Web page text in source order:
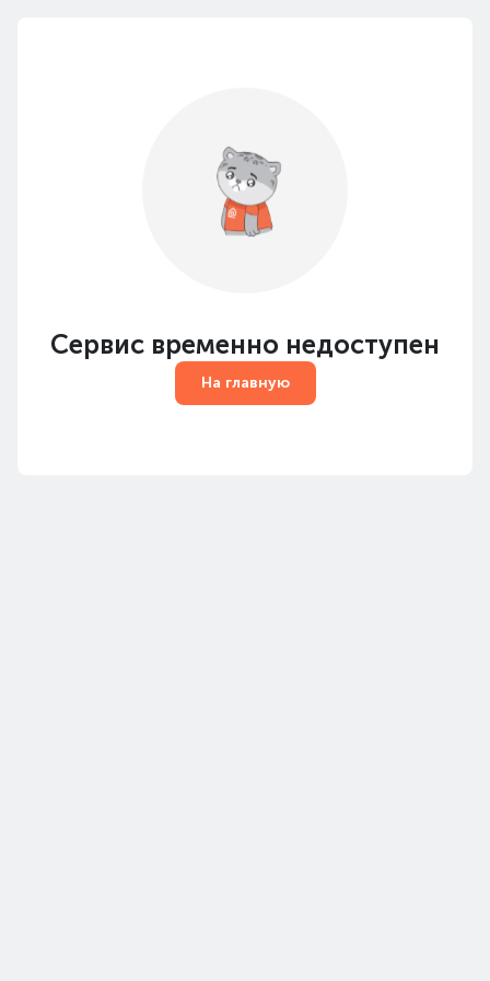
Сервис временно недоступен
На главную